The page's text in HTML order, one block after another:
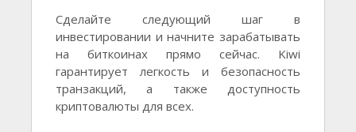
Сделайте следующий шаг в
инвестировании и начните зарабатывать
на биткоинах прямо сейчас. Kiwi
гарантирует легкость и безопасность
транзакций, а также доступность
криптовалюты для всех.